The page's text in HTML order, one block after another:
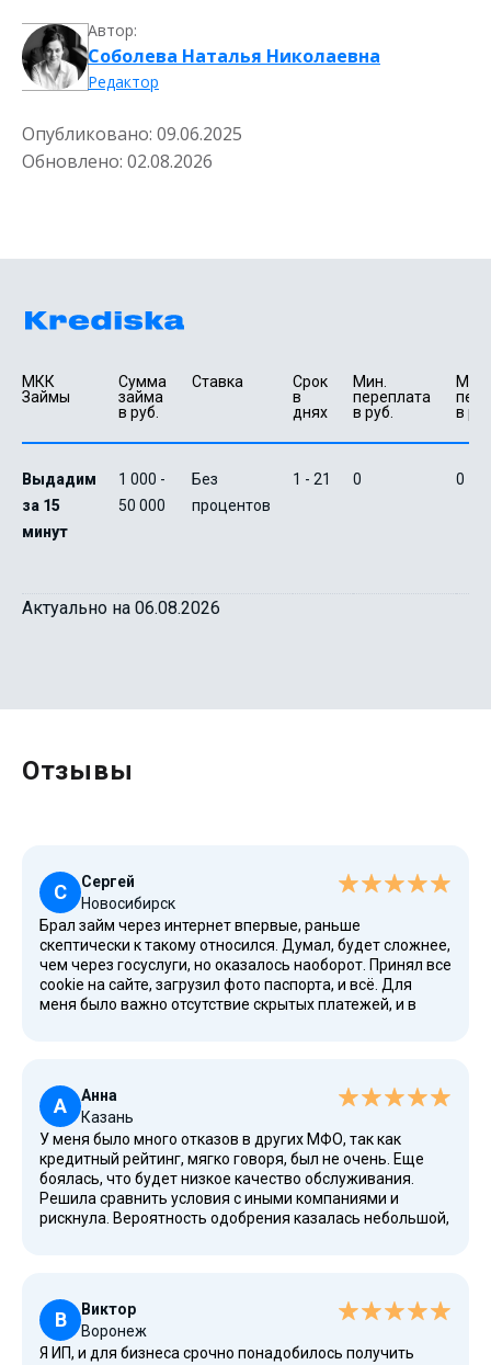
Автор:
Соболева Наталья Николаевна
Редактор
Опубликовано: 09.06.2025
Обновлено: 02.08.2026
МКК
Займы
Сумма
займа
в руб.
Ставка
Срок
в
днях
Мин.
переплата
в руб.
в
Выдадим
за 15
минут
1 000 -
50 000
Без
процентов
1 - 21 0 0
Актуально на 06.08.2026
Отзывы
С
Сергей
Новосибирск
Брал займ через интернет впервые, раньше
скептически к такому относился. Думал, будет сложнее,
чем через госуслуги, но оказалось наоборот. Принял все
cookie на сайте, загрузил фото паспорта, и всё. Для
меня было важно отсутствие скрытых платежей, и в
А
Анна
Казань
У меня было много отказов в других МФО, так как
кредитный рейтинг, мягко говоря, был не очень. Еще
боялась, что будет низкое качество обслуживания.
Решила сравнить условия с иными компаниями и
рискнула. Вероятность одобрения казалась небольшой,
необходимость. Спасибо!
В
Виктор
Воронеж
Я ИП, и для бизнеса срочно понадобилось получить